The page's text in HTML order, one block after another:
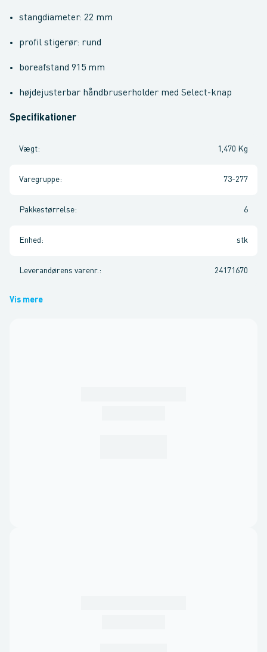
stangdiameter: 22 mm
profil stigerør: rund
boreafstand 915 mm
højdejusterbar håndbruserholder med Select-knap
Specifikationer
Vægt: 1,470 Kg
Varegruppe: 73-277
Pakkestørrelse: 6
Enhed : stk
Leverandørens varenr. : 24171670
Vis mere